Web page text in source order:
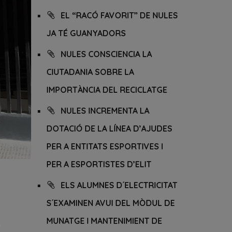
EL “RACÓ FAVORIT” DE NULES
JA TÉ GUANYADORS
NULES CONSCIENCIA LA
CIUTADANIA SOBRE LA
IMPORTÀNCIA DEL RECICLATGE
NULES INCREMENTA LA
DOTACIÓ DE LA LÍNEA D’AJUDES
PER A ENTITATS ESPORTIVES I
PER A ESPORTISTES D’ELIT
ELS ALUMNES D´ELECTRICITAT
S´EXAMINEN AVUI DEL MÒDUL DE
MUNATGE I MANTENIMIENT DE